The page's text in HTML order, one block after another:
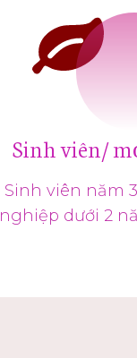
Sinh viên/
Sinh viên năm
nghiệp dưới 2